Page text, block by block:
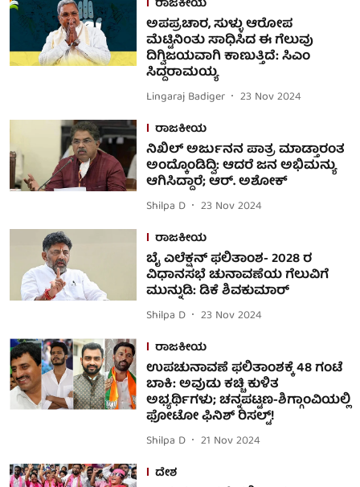
ರಾಜಕೀಯ
ಅಪಪ್ರಚಾರ, ಸುಳ್ಳು ಆರೋಪ
ಮೆಟ್ಟಿನಿಂತು ಸಾಧಿಸಿದ ಈ ಗೆಲುವು
ದಿಗ್ವಿಜಯವಾಗಿ ಕಾಣುತ್ತಿದೆ: ಸಿಎಂ
ಸಿದ್ದರಾಮಯ್ಯ
Lingaraj Badiger
23 Nov 2024
ರಾಜಕೀಯ
ನಿಖಿಲ್ ಅರ್ಜುನನ ಪಾತ್ರ ಮಾಡ್ತಾರಂತ
ಅಂದ್ಕೊಂಡಿದ್ವಿ: ಆದರೆ ಜನ ಅಭಿಮನ್ಯು
ಆಗಿಸಿದ್ದಾರೆ; ಆರ್. ಅಶೋಕ್
Shilpa D
23 Nov 2024
ರಾಜಕೀಯ
ಬೈ ಎಲೆಕ್ಷನ್ ಫಲಿತಾಂಶ- 2028 ರ
ವಿಧಾನಸಭೆ ಚುನಾವಣೆಯ ಗೆಲುವಿಗೆ
ಮುನ್ನುಡಿ: ಡಿಕೆ ಶಿವಕುಮಾರ್‌
Shilpa D
23 Nov 2024
ರಾಜಕೀಯ
ಉಪಚುನಾವಣೆ ಫಲಿತಾಂಶಕ್ಕೆ 48 ಗಂಟೆ
ಬಾಕಿ: ಅವುಡು ಕಚ್ಚಿ ಕುಳಿತ
ಅಭ್ಯರ್ಥಿಗಳು; ಚನ್ನಪಟ್ಟಣ-ಶಿಗ್ಗಾಂವಿಯಲ್ಲಿ
ಫೋಟೋ ಫಿನಿಶ್‌ ರಿಸಲ್ಟ್!
Shilpa D
21 Nov 2024
ದೇಶ